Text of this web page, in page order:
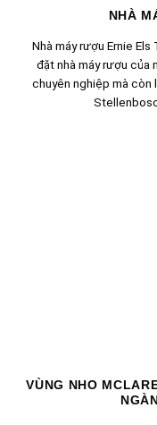
NHÀ
Nhà máy rượu Ernie
đặt nhà máy rượu của
chuyên nghiệp mà còn
VÙNG NHO